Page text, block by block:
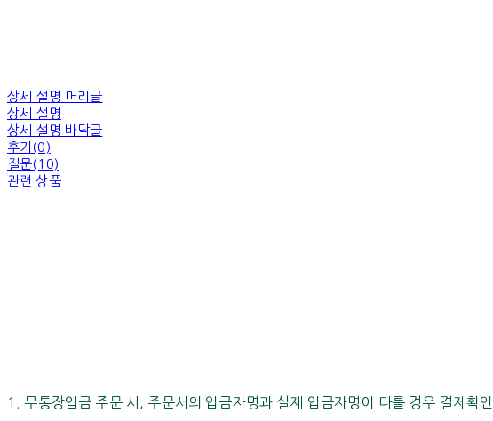
상세 설명 머리글
상세 설명
상세 설명 바닥글
후기(0)
질문(10)
관련 상품
1. 무통장입금 주문 시, 주문서의 입금자명과 실제 입금자명이 다를 경우 결제확